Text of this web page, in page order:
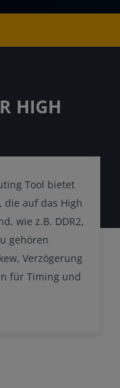
HIGH
Tool bietet
die auf das High
wie z.B. DDR2,
gehören
Verzögerung
für Timing und